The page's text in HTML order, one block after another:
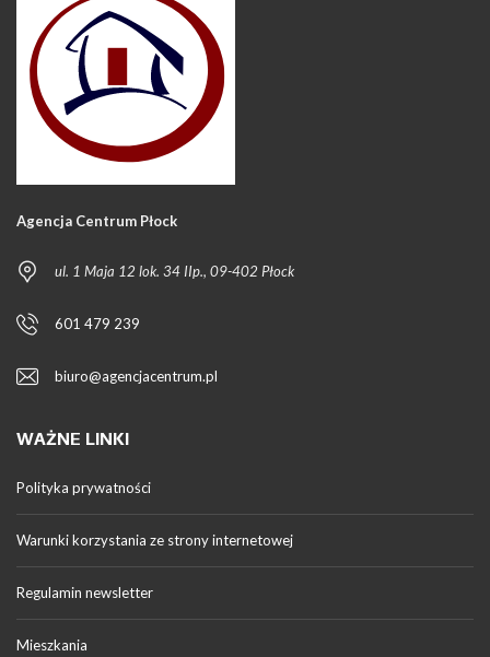
Agencja Centrum Płock
ul. 1 Maja 12 lok. 34 IIp., 09-402 Płock
601 479 239
biuro@agencjacentrum.pl
WAŻNE LINKI
Polityka prywatności
Warunki korzystania ze strony internetowej
Regulamin newsletter
Mieszkania